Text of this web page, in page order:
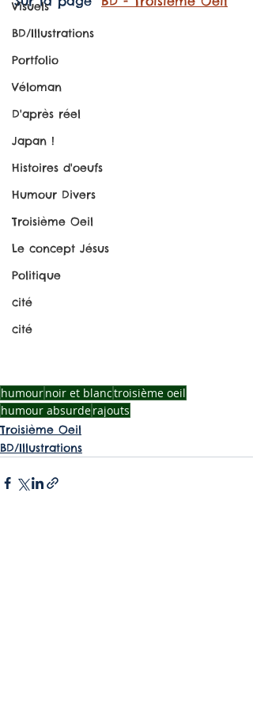
Visuels
BD/Illustrations
Portfolio
Véloman
D'après réel
Japan !
Histoires d'oeufs
Humour Divers
Troisième Oeil
Le concept Jésus
Politique
cité
cité
humournoir et blanctroisième oeil
humour absurderajouts
Troisième Oeil
BD/Illustrations